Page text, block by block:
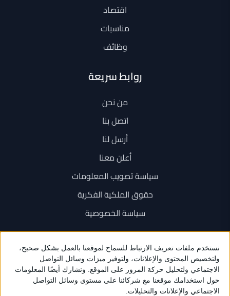
اقتصاد
مناسبات
وظائف
روابط سريعة
من نحن
اتصل بنا
أرسل لنا
أعلن معنا
سياسة تصويب المعلومات
حقوق الملكية الفكرية
سياسة الخصوصية
اتصل بنا
+962 6 534 1777
+962 79 202 7000